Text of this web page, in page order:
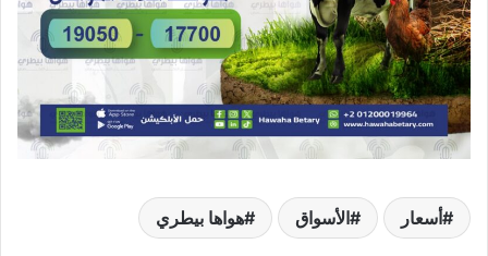
أسعار الأسواق هواها بيطري